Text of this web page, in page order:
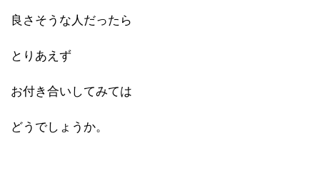
良さそうな人だったら
とりあえず
お付き合いしてみては
どうでしょうか。